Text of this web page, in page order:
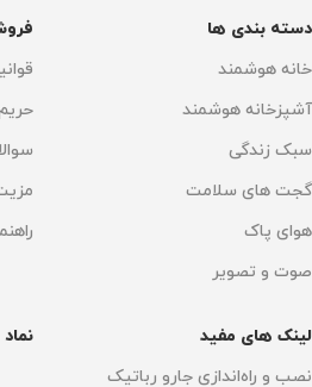
ساخت کشور
تنظیم آب خروجی
جنس بدنه
اتصال به گوشی موبایل
دارد
55 متر مربع
دسته بندی ها
خانه هوشمند
آشپزخانه هوشمند
سبک زندگی
گجت های سلامت
هوای پاک
صوت و تصویر
لینک های مفید
نصب و راه‌اندازی جارو رباتیک